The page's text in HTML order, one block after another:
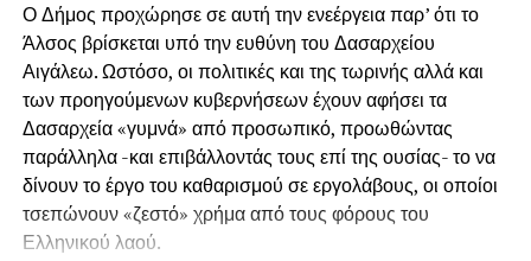
Ο Δήμος προχώρησε σε αυτή την ενεέργεια παρ’ ότι το
Άλσος βρίσκεται υπό την ευθύνη του Δασαρχείου
Αιγάλεω. Ωστόσο, οι πολιτικές και της τωρινής αλλά και
των προηγούμενων κυβερνήσεων έχουν αφήσει τα
Δασαρχεία «γυμνά» από προσωπικό, προωθώντας
παράλληλα -και επιβάλλοντάς τους επί της ουσίας- το να
δίνουν το έργο του καθαρισμού σε εργολάβους, οι οποίοι
τσεπώνουν «ζεστό» χρήμα από τους φόρους του
Ελληνικού λαού.